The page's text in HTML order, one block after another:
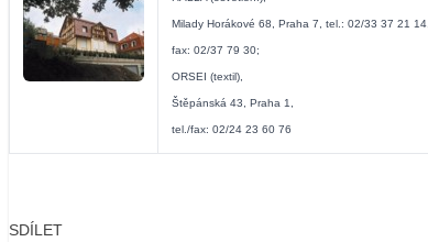
Milady Horákové 68, Praha 7, tel.: 02/33 37 21 14,
fax: 02/37 79 30;
ORSEI (textil),
Štěpánská 43, Praha 1,
tel./fax: 02/24 23 60 76
SDÍLET